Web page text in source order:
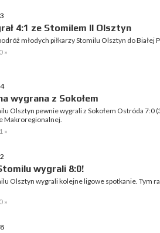
4:1 ze Stomilem II Olsztyn
młodych piłkarzy Stomilu Olsztyn do Białej
»
wygrana z Sokołem
Olsztyn pewnie wygrali z Sokołem Ostróda 7:0
Makroregionalnej.
»
wygrali 8:0!
Olsztyn wygrali kolejne ligowe spotkanie. Tym
»